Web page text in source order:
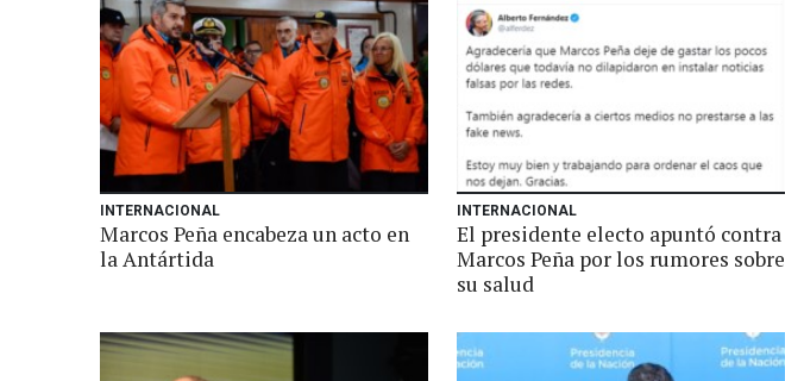
INTERNACIONAL
Marcos Peña encabeza un acto en
la Antártida
INTERNACIONAL
El presidente electo apuntó contra
Marcos Peña por los rumores sobre
su salud